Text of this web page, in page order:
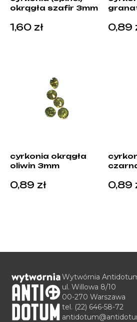
okrągła szafir 3mm
1,60 zł 0,89
cyrkonia okrągła
oliwin 3mm
0,89 zł 0,89
Wytwórnia
ul. Willowa 8/10
00-270 Warszawa
tel. (22) 646-58-72